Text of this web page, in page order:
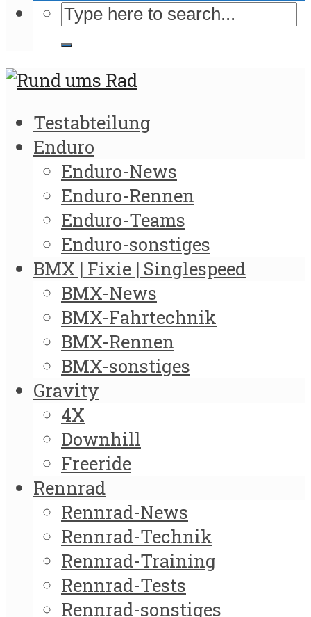
Testabteilung
Enduro
Enduro-News
Enduro-Rennen
Enduro-Teams
Enduro-sonstiges
BMX | Fixie | Singlespeed
BMX-News
BMX-Fahrtechnik
BMX-Rennen
BMX-sonstiges
Gravity
4X
Downhill
Freeride
Rennrad
Rennrad-News
Rennrad-Technik
Rennrad-Training
Rennrad-Tests
Rennrad-sonstiges